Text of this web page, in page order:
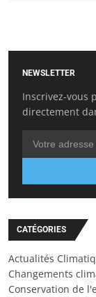
NEWSLETTER
Inscrivez-vous
directement
CATÉGORIES
Actualités
Changements
Conservation de